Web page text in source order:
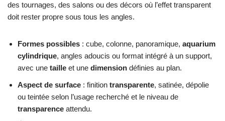
des tournages, des salons ou des décors où l’effet transparent
doit rester propre sous tous les angles.
Formes possibles : cube, colonne, panoramique, aquarium
cylindrique, angles adoucis ou format intégré à un support,
avec une taille et une dimension définies au plan.
Aspect de surface : finition transparente, satinée, dépolie
ou teintée selon l’usage recherché et le niveau de
transparence attendu.